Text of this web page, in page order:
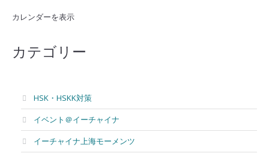
カレンダーを表示
カテゴリー
HSK・HSKK対策
イベント＠イーチャイナ
イーチャイナ上海モーメンツ